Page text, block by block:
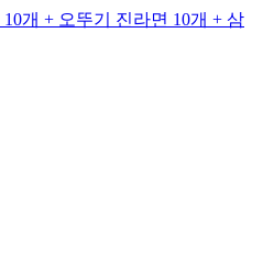
개 + 오뚜기 진라면 10개 + 삼